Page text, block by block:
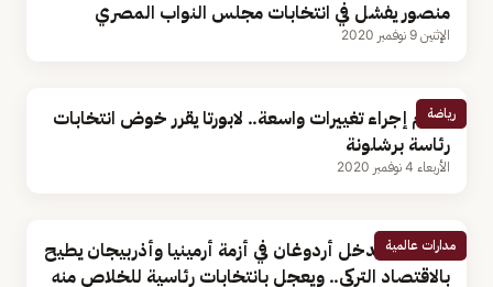
منصور يفشل في انتخابات مجلس النواب المصري
الإثنين 9 نوفمبر 2020
رياضة
يعتزم إجراء تغييرات واسعة.. لابورتا يقرر خوض انتخابات
رئاسة برشلونة
الأربعاء 4 نوفمبر 2020
مدارات عالمية
محللون: تدخل أردوغان في أزمة أرمينيا وأذربيجان يطيح
بالاقتصاد التركي.. ويعجل بانتخابات رئاسية للخلاص منه